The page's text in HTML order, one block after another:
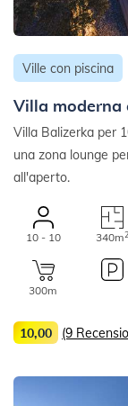
Ville con piscina
Villa moderna
Villa Balizerka per
una zona lounge
all'aperto.
10 - 10 340m2
300m
10,00 (9